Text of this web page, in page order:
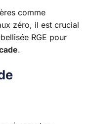
comme
zéro, il est crucial
RGE pour
.